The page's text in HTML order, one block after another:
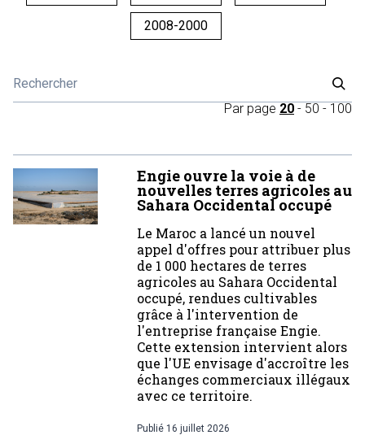
2008-2000
Par page 20 - 50 - 100
Engie ouvre la voie à de
nouvelles terres agricoles au
Sahara Occidental occupé
Le Maroc a lancé un nouvel
appel d'offres pour attribuer plus
de 1 000 hectares de terres
agricoles au Sahara Occidental
occupé, rendues cultivables
grâce à l'intervention de
l'entreprise française Engie.
Cette extension intervient alors
que l'UE envisage d'accroître les
échanges commerciaux illégaux
avec ce territoire.
Publié 16 juillet 2026